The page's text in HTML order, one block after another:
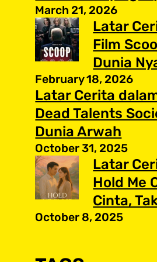
March 21, 2026
Latar
Film
Dunia
February 18, 2026
Latar Cerita
Dead Talents
Dunia Arwah
October 31, 2025
Latar
Hold Me
Cinta,
October 8, 2025